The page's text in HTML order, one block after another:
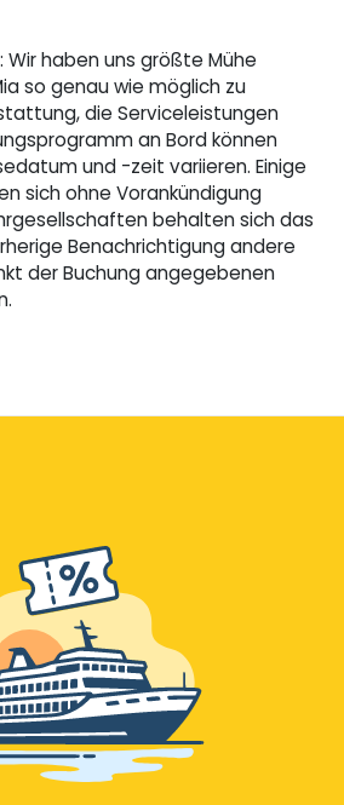
haben uns größte Mühe
so genau wie möglich zu
die Serviceleistungen
an Bord können
und -zeit variieren. Einige
sich ohne Vorankündigung
behalten sich das
Benachrichtigung andere
der Buchung angegebenen